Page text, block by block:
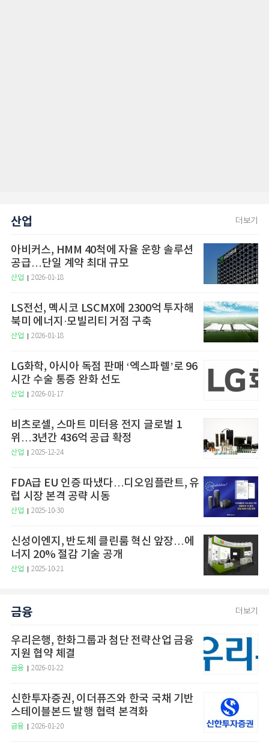
산업 더보기
아비커스, HMM 40척에 자율 운항 솔루션
공급…단일 계약 최대 규모
산업 2026-01-18
LS전선, 멕시코 LSCMX에 2300억 투자해
북미 에너지·모빌리티 거점 구축
산업 2026-01-18
LG화학, 아시아 독점 판매 ‘엑스파렐’로 96
시간 수술 통증 완화 선도
산업 2026-01-17
비츠로셀, 스마트 미터용 전지 글로벌 1
위…3년간 436억 공급 확정
산업 2025-12-24
FDA급 EU 인증 따냈다…디오임플란트, 유
럽 시장 본격 공략 시동
산업 2025-10-30
신성이엔지, 반도체 클린룸 혁신 앞장…에
너지 20% 절감 기술 공개
산업 2025-10-21
금융 더보기
우리은행, 한화그룹과 첨단 전략산업 금융
지원 협약 체결
금융 2026-01-22
신한투자증권, 이더퓨즈와 한국 국채 기반
스테이블본드 발행 협력 본격화
금융 2026-01-20